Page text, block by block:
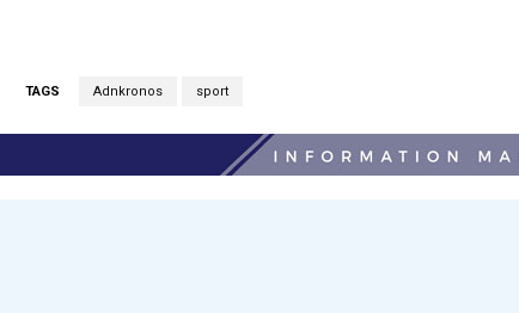
TAGS Adnkronos sport